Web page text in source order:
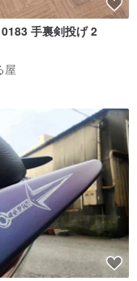
手裏剣投げ 2
屋